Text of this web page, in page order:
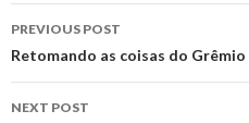
Post
navigation
PREVIOUS POST
Retomando as coisas do Grêmio
NEXT POST